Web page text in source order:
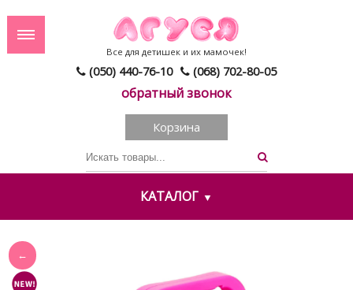
(050) 440-76-10 (068) 702-80-05
обратный звонок
Все для детишек и их мамочек!
Корзина
КАТАЛОГ